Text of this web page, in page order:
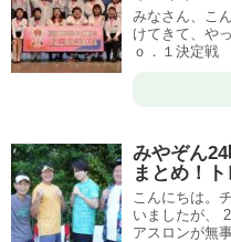
みなさん、こ
けてきて、や
ｏ．１決定戦
みやぞん
まとめ！
こんにちは。
いましたが、
アスロンが無